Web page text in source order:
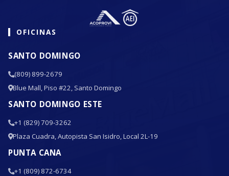
OFICINAS
SANTO DOMINGO
(809) 899-2679
Blue Mall, Piso #22, Santo Domingo
SANTO DOMINGO ESTE
+1 (829) 709-3262
Plaza Cuadra, Autopista San Isidro, Local 2L-19
PUNTA CANA
+1 (809) 872-6734